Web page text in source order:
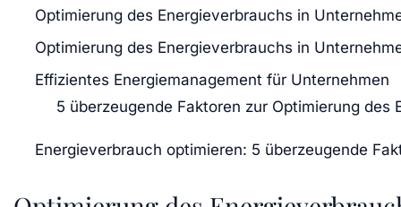
Optimierung des Energieverbrauchs in
Optimierung des Energieverbrauchs in
Effizientes Energiemanagement für Unternehmen
5 überzeugende Faktoren zur Optimierung des
Energieverbrauch optimieren: 5 überzeugende